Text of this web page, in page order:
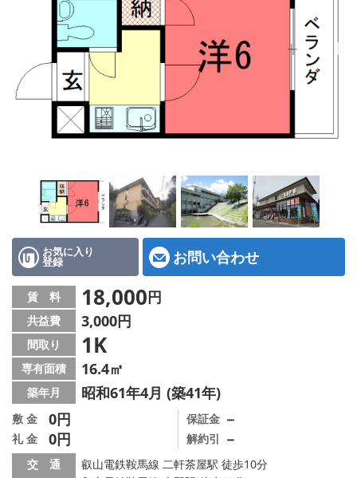
家族で住むならマンション？賃家？
一人暮らしの物件特集
ペット相談OKの賃貸！
特選物件
ハウスメーカー施工特集！
路線·駅から探す
IT重説について
スタッフ紹介
賃貸管理の北白川店
店舗情報·アクセス
会社概要
メールでお問い合わせ
お気に入り
登録 お問い合わせ
賃 料 18,000円
共益費 3,000円
間取り 1K
専有面積 16.4㎡
築年月 昭和61年4月 (築41年)
敷 金 0円
礼 金 0円
保証金 －
解約引 －
交 通
叡山電鉄鞍馬線 二軒茶屋駅 徒歩10分